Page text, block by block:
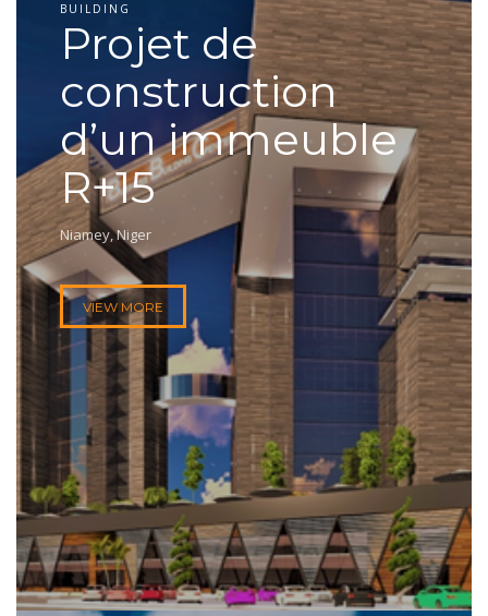
BUILDING
Projet de
construction
d’un immeuble
R+15
Niamey, Niger
VIEW MORE